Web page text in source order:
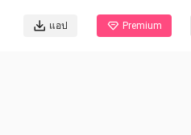
แอป Premium